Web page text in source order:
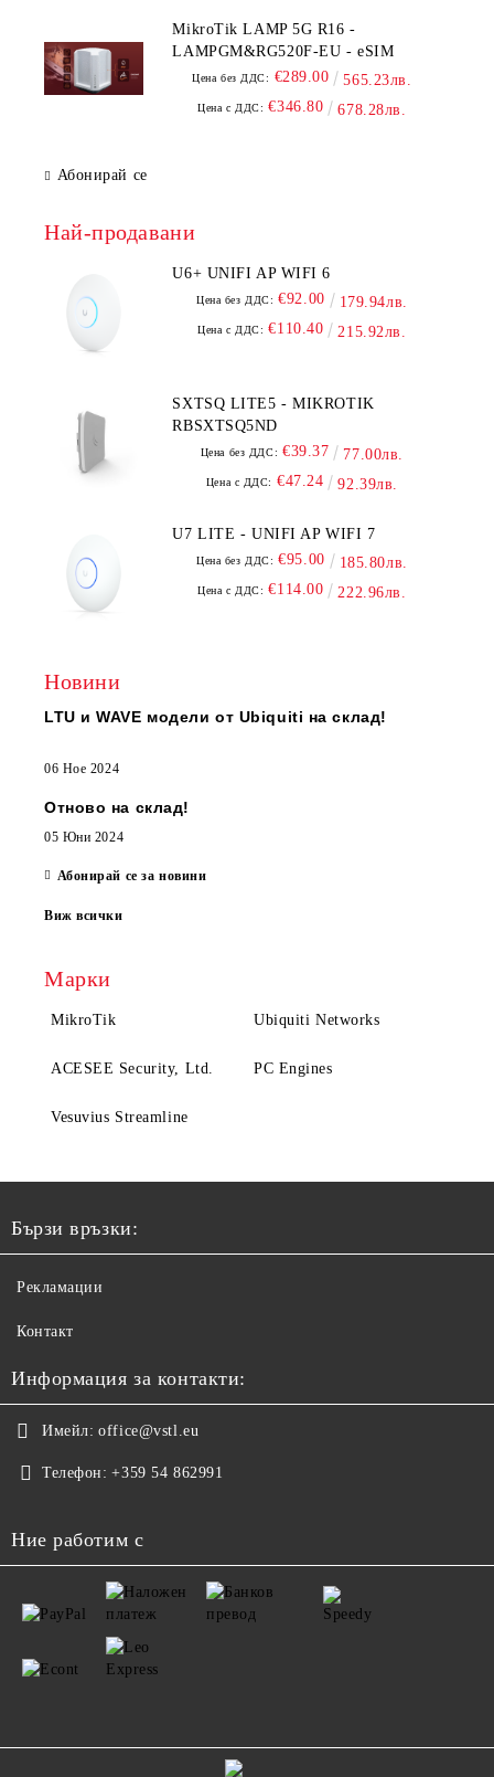
MikroTik LAMP 5G R16 -
LAMPGM&RG520F-EU - eSIM
Цена без ДДС: €289.00 565.23лв.
Цена с ДДС: €346.80 678.28лв.
Абонирай се
Най-продавани
U6+ UNIFI AP WIFI 6
Цена без ДДС: €92.00 179.94лв.
Цена с ДДС: €110.40 215.92лв.
SXTSQ LITE5 - MIKROTIK
RBSXTSQ5ND
Цена без ДДС: €39.37 77.00лв.
Цена с ДДС: €47.24 92.39лв.
U7 LITE - UNIFI AP WIFI 7
Цена без ДДС: €95.00 185.80лв.
Цена с ДДС: €114.00 222.96лв.
Новини
LTU и WAVE модели от Ubiquiti на склад!
06 Ное 2024
Отново на склад!
05 Юни 2024
Абонирай се за новини
Виж всички
Марки
MikroTik Ubiquiti Networks
ACESEE Security, Ltd. PC Engines
Vesuvius Streamline
Бързи връзки:
Рекламации
Контакт
Информация за контакти:
Имейл: office@vstl.eu
Телефон: +359 54 862991
Ние работим с